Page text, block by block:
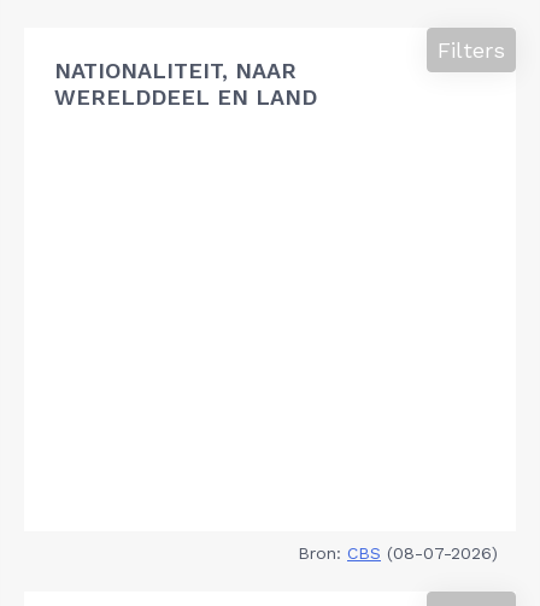
NATIONALITEIT, NAAR
WERELDDEEL EN LAND
Filters
Bron: CBS (08-07-2026)